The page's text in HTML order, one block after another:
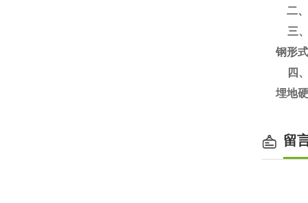
二、
三、
钢形
四、
埋地
留